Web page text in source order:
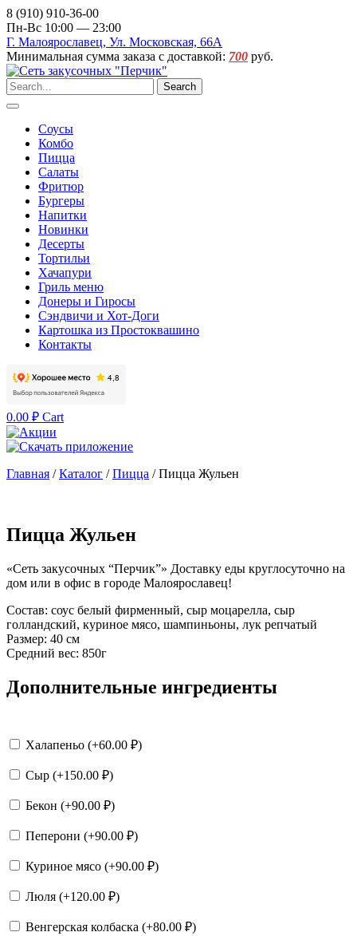
8 (910) 910-36-00
Пн-Вс 10:00 — 23:00
Г. Малоярославец, Ул. Московская, 66А
Минимальная сумма заказа с доставкой: 700 руб.
Search
Соусы
Комбо
Пицца
Салаты
Фритюр
Бургеры
Напитки
Новинки
Десерты
Тортильи
Хачапури
Гриль меню
Донеры и Гиросы
Сэндвичи и Хот-Доги
Картошка из Простоквашино
Контакты
0.00 ₽ Cart
Главная /Каталог /Пицца /Пицца Жульен
Пицца Жульен
«Сеть закусочных “Перчик”» Доставку еды круглосуточно на
дом или в офис в городе Малоярославец!
Состав: соус белый фирменный, сыр моцарелла, сыр
голландский, куриное мясо, шампиньоны, лук репчатый
Размер: 40 см
Средний вес: 850г
Дополнительные ингредиенты
Халапеньо (+60.00 ₽)
Сыр (+150.00 ₽)
Бекон (+90.00 ₽)
Пеперони (+90.00 ₽)
Куриное мясо (+90.00 ₽)
Люля (+120.00 ₽)
Венгерская колбаска (+80.00 ₽)